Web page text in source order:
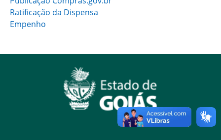
Ratificação da Dispensa
Empenho